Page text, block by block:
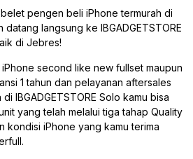
pengen beli iPhone termurah di
langsung ke IBGADGETSTORE
di Jebres!
second like new fullset maupun
1 tahun dan pelayanan aftersales
IBGADGETSTORE Solo kamu bisa
yang telah melalui tiga tahap Quality
kondisi iPhone yang kamu terima